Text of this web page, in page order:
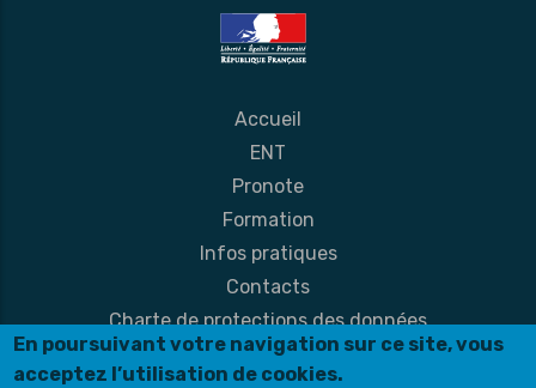
Accueil
ENT
Pronote
Formation
Infos pratiques
Contacts
Charte de protections des données
Mentions légales
En poursuivant votre navigation sur ce site, vous
acceptez l’utilisation de cookies.